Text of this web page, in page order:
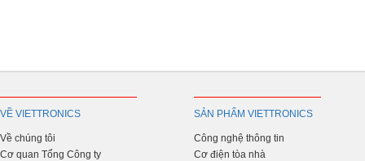
VỀ VIETTRONICS
Về chúng tôi
Cơ quan Tổng Công ty
SẢN PHẨM VIETTRONICS
Công nghệ thông tin
Cơ điện tòa nhà